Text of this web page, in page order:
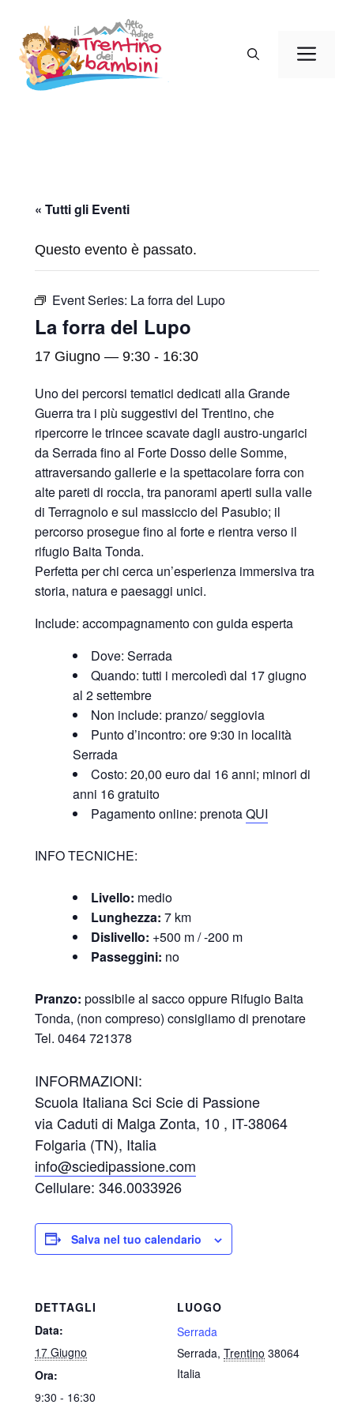
contenuto
« Tutti gli Eventi
Questo evento è passato.
Event Series: La forra del Lupo
La forra del Lupo
17 Giugno — 9:30 - 16:30
Uno dei percorsi tematici dedicati alla Grande
Guerra tra i più suggestivi del Trentino, che
ripercorre le trincee scavate dagli austro-ungarici
da Serrada fino al Forte Dosso delle Somme,
attraversando gallerie e la spettacolare forra con
alte pareti di roccia, tra panorami aperti sulla valle
di Terragnolo e sul massiccio del Pasubio; il
percorso prosegue fino al forte e rientra verso il
rifugio Baita Tonda.
Perfetta per chi cerca un’esperienza immersiva tra
storia, natura e paesaggi unici.
Include: accompagnamento con guida esperta
Dove: Serrada
Quando: tutti i mercoledì dal 17 giugno
al 2 settembre
Non include: pranzo/ seggiovia
Punto d’incontro: ore 9:30 in località
Serrada
Costo: 20,00 euro dai 16 anni; minori di
anni 16 gratuito
Pagamento online: prenotaQUI
INFO TECNICHE:
Livello: medio
Lunghezza: 7 km
Dislivello: +500 m / -200 m
Passeggini: no
Pranzo: possibile al sacco oppure Rifugio Baita
Tonda, (non compreso) consigliamo di prenotare
Tel. 0464 721378
INFORMAZIONI:
Scuola Italiana Sci Scie di Passione
via Caduti di Malga Zonta, 10 , IT-38064
Folgaria (TN), Italia
info@sciedipassione.com
Cellulare: 346.0033926
Salva nel tuo calendario
DETTAGLI
Data:
17 Giugno
Ora:
9:30 - 16:30
LUOGO
Serrada
Serrada, Trentino 38064
Italia